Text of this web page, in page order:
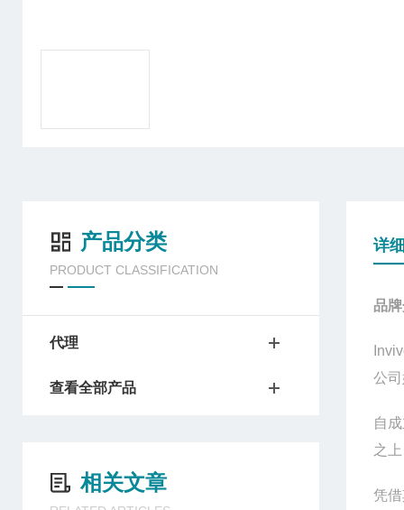
产品分类
PRODUCT CLASSIFICATION
代理
查看全部产品
相关文章
详
品
公
自
之
凭